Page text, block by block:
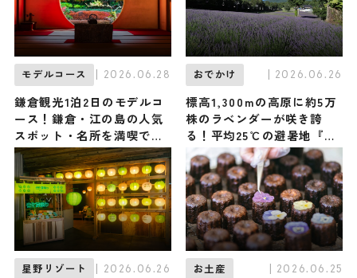
モデルコース | 2026.06.28
鎌倉観光1泊2日のモデルコ
ース！鎌倉・江の島の人気
スポット・名所を満喫でき
る王道プランを紹介
おでかけ | 2026.06.26
標高1,300mの高原に約5万
株のラベンダーが咲き誇
る！平均25℃の避暑地『た
んばらラベンダーパーク』
が6/27開園、ペット同伴で
楽しめる / 群馬県
星野リゾート | 2026.06.26 お土産 | 2026.06.25